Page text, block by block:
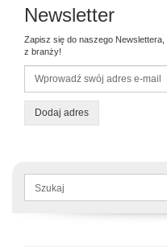
Newsletter
Zapisz się do naszego
z branży!
Dodaj adres
Formularz